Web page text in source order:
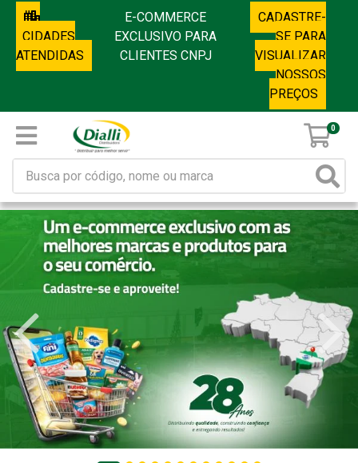
CIDADES
ATENDIDAS
E-COMMERCE
EXCLUSIVO PARA
CLIENTES CNPJ
CADASTRE-
SE PARA
VISUALIZAR
NOSSOS
PREÇOS
0